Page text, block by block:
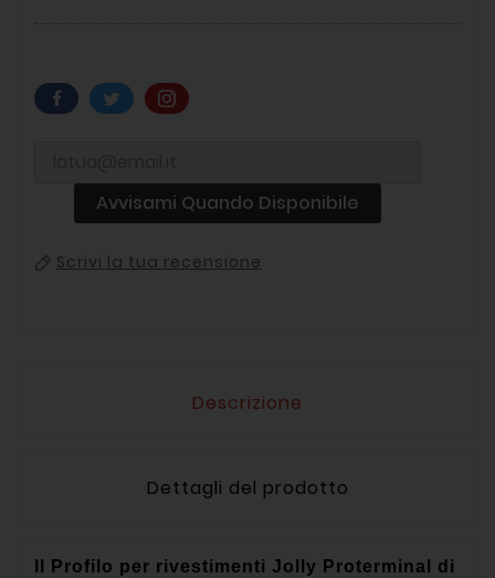
Avvisami Quando Disponibile
Scrivi la tua recensione
Descrizione
Dettagli del prodotto
Il Profilo per rivestimenti Jolly Proterminal di